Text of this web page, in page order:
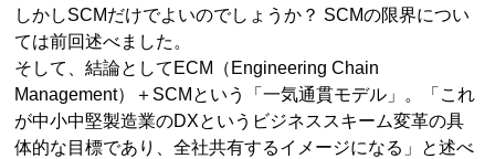
しかしSCMだけでよいのでしょうか？ SCMの限界につい
ては前回述べました。
そして、結論としてECM（Engineering Chain
Management）＋SCMという「一気通貫モデル」。「これ
が中小中堅製造業のDXというビジネススキーム変革の具
体的な目標であり、全社共有するイメージになる」と述べ